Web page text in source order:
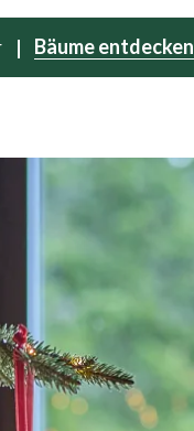
Bäume entdecken